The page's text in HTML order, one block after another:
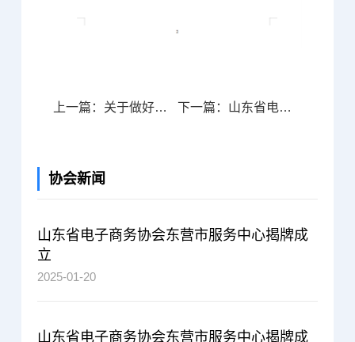
上一篇：关于做好岁末年初防范非法金融活动宣传教育的倡议书 下一篇：山东省电子商务产教发展联盟入会申请表
协会新闻
山东省电子商务协会东营市服务中心揭牌成
立
2025-01-20
山东省电子商务协会东营市服务中心揭牌成